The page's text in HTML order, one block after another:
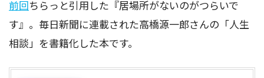
前回ちらっと引用した『居場所がないのがつらいで
す』。毎日新聞に連載された高橋源一郎さんの「人生
相談」を書籍化した本です。